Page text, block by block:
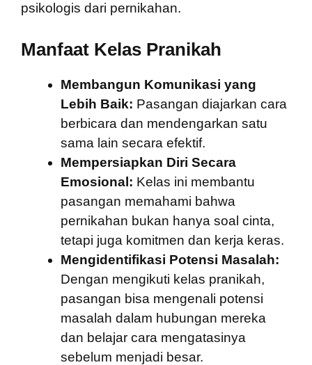
psikologis dari pernikahan.
Manfaat Kelas Pranikah
Membangun Komunikasi yang
Lebih Baik: Pasangan diajarkan cara
berbicara dan mendengarkan satu
sama lain secara efektif.
Mempersiapkan Diri Secara
Emosional: Kelas ini membantu
pasangan memahami bahwa
pernikahan bukan hanya soal cinta,
tetapi juga komitmen dan kerja keras.
Mengidentifikasi Potensi Masalah:
Dengan mengikuti kelas pranikah,
pasangan bisa mengenali potensi
masalah dalam hubungan mereka
dan belajar cara mengatasinya
sebelum menjadi besar.